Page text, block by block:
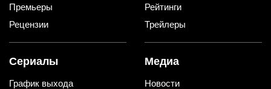
Премьеры
Рецензии
Рейтинги
Трейлеры
Сериалы
График выхода
Медиа
Новости